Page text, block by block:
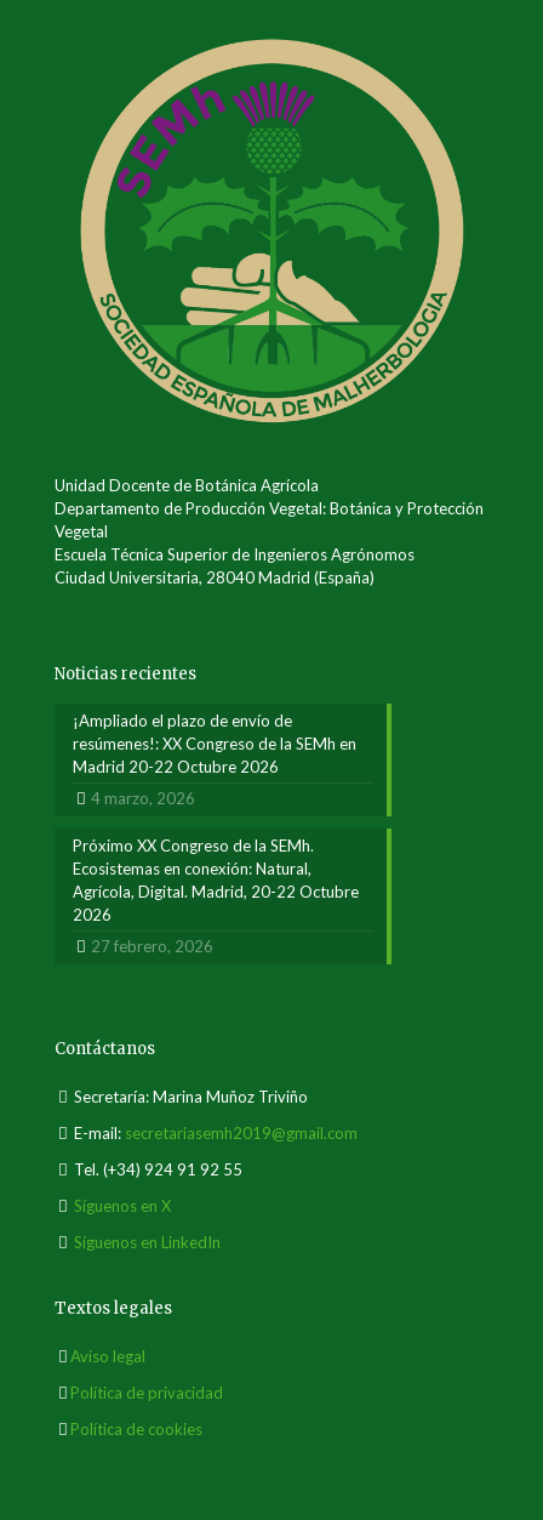
Unidad Docente de Botánica Agrícola
Departamento de Producción Vegetal: Botánica y Protección
Vegetal
Escuela Técnica Superior de Ingenieros Agrónomos
Ciudad Universitaria, 28040 Madrid (España)
Noticias recientes
¡Ampliado el plazo de envío de
resúmenes!: XX Congreso de la SEMh en
Madrid 20-22 Octubre 2026
4 marzo, 2026
Próximo XX Congreso de la SEMh.
Ecosistemas en conexión: Natural,
Agrícola, Digital. Madrid, 20-22 Octubre
2026
27 febrero, 2026
Contáctanos
Secretaría: Marina Muñoz Triviño
E-mail: secretariasemh2019@gmail.com
Tel. (+34) 924 91 92 55
Síguenos en X
Síguenos en LinkedIn
Textos legales
Aviso legal
Política de privacidad
Política de cookies